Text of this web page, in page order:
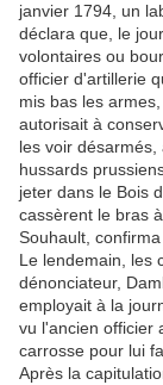
janvier 1794, un
déclara que, le
volontaires ou
officier d'artillerie
mis bas les
autorisait à
les voir
hussards
jeter dans le Bois
cassèrent le bras
Souhault,
Le lendemain, les
dénonciateur,
employait à la
vu l'ancien officier
carrosse pour lui
Après la